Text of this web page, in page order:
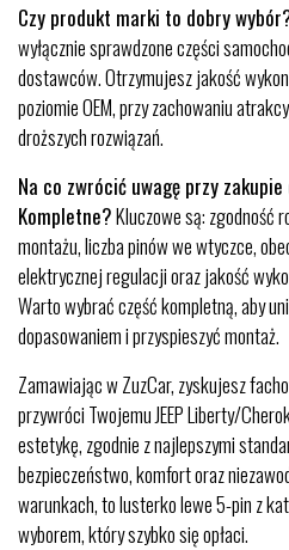
Czy produkt marki to dobry
wyłącznie sprawdzone części
dostawców. Otrzymujesz jakość
poziomie OEM, przy zachowaniu
droższych rozwiązań.
Na co zwrócić uwagę przy
Kompletne?Kluczowe są: zgodność
montażu, liczba pinów we wtyczce,
elektrycznej regulacji oraz jakość
Warto wybrać część kompletną, aby
dopasowaniem i przyspieszyć montaż.
Zamawiając w ZuzCar, zyskujesz
przywróci Twojemu JEEP Liberty/
estetykę, zgodnie z najlepszymi
bezpieczeństwo, komfort oraz
warunkach, to lusterko lewe 5-pin z
wyborem, który szybko się opłaci.